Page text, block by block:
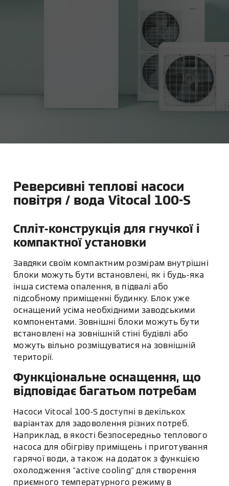
Реверсивні теплові насоси
повітря / вода Vitocal 100-S
Спліт-конструкція для гнучкої і
компактної установки
Завдяки своїм компактним розмірам внутрішні
блоки можуть бути встановлені, як і будь-яка
інша система опалення, в підвалі або
підсобному приміщенні будинку. Блок уже
оснащений усіма необхідними заводськими
компонентами. Зовнішні блоки можуть бути
встановлені на зовнішній стіні будівлі або
можуть вільно розміщуватися на зовнішній
території.
Функціональне оснащення, що
відповідає багатьом потребам
Насоси Vitocal 100-S доступні в декількох
варіантах для задоволення різних потреб.
Наприклад, в якості безпосередньо теплового
насоса для обігріву приміщень і приготування
гарячої води, а також на додаток з функцією
охолодження "active cooling" для створення
приємного температурного режиму в